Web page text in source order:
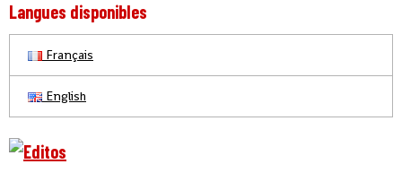
Langues disponibles
Français
English